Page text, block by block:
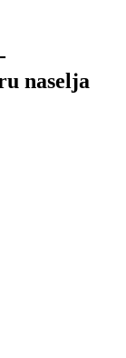
naselja